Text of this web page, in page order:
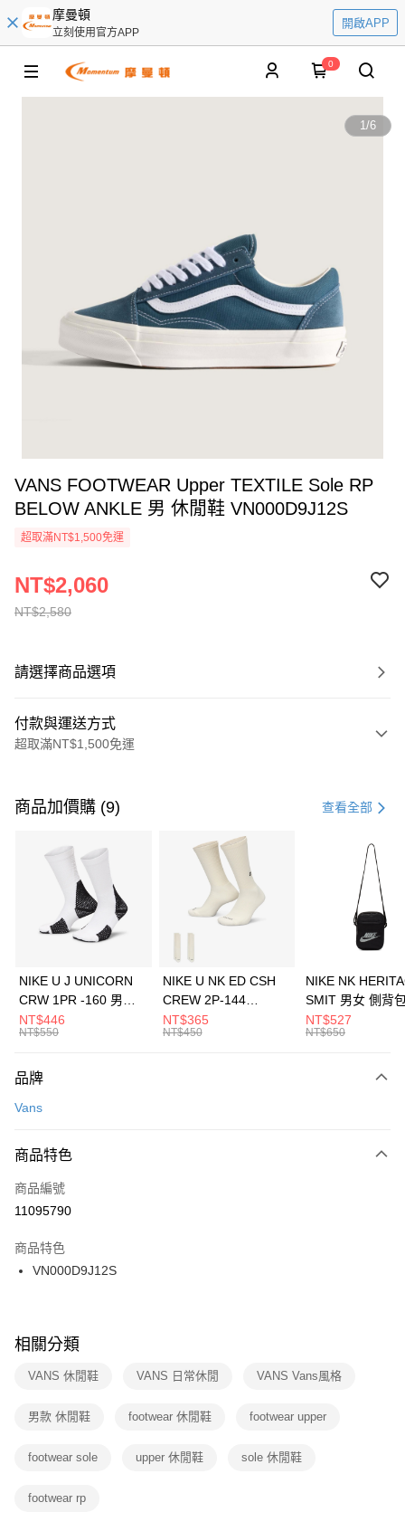
摩曼頓
立刻使用官方APP
開啟APP
0
1/6
VANS FOOTWEAR Upper TEXTILE Sole RP
BELOW ANKLE 男 休閒鞋 VN000D9J12S
超取滿NT$1,500免運
NT$2,580
NT$2,060
請選擇商品選項
付款與運送方式
超取滿NT$1,500免運
信用卡一次付款
3 期 0 利率 每期 21家銀行
合作金庫商業銀行
第一商業銀行
華南商業銀行
彰化商業銀行
上海商業儲蓄銀行
元大商業銀行
台灣樂天信用卡公司
Apple Pay
全盈+PAY
AFTEE先享後付
【關於「AFTEE先享後付」】
便利好安心！
３．安心：先確認商品／服務後，再付款。
【「AFTEE先享後付」結帳流程】
１．於結帳方式選擇「AFTEE先享後付」後，將跳轉至「AFTEE先享後付」
２．訂單成立數日內，您將收到繳費通知簡訊。
３．收到繳費通知簡訊後14天內，點擊此簡訊中的連結，可透過四大超商／
ATM／網路銀行／等多元方式進行付款，方視為交易完成。
※ 交易是否成功請以「AFTEE先享後付 」之結帳頁面顯示為準，若有關於
是否繳費成功／繳費後需取消欲退款等相關疑問，請聯繫「AFTEE先享後付
客戶支援中心」 https://netprotections.freshdesk.com/support/home
１．透過由恩沛科技股份有限公司提供之「AFTEE先享後付」服務完成之交
權轉讓予恩沛科技股份有限公司。
３．未成年的使用者請事先徵得法定代理人或監護人之同意方可使用
每筆NT$100，滿NT$1,500(含以上)免運費
宅配
每筆NT$100，滿NT$1,500(含以上)免運費
付款後門市自取
每筆NT$100，滿NT$1,500(含以上)免運費
商品加價購 (9) 查看全部
NIKE U J UNICORN
CRW 1PR -160 男女
中統襪 FZ3393100
NT$446
NT$550
NIKE U NK ED CSH
CREW 2P-144
EMBRDY 男女 短統襪
FZ3073133
NT$365
NT$450
NIKE NK
SMIT 男女 側背
BA5871010
NT$527
NT$650
品牌
Vans
商品特色
商品編號
11095790
商品特色
VN000D9J12S
相關分類
VANS 休閒鞋 VANS 日常休閒 VANS Vans風格
男款 休閒鞋 footwear 休閒鞋 footwear upper
footwear sole upper 休閒鞋 sole 休閒鞋
footwear rp